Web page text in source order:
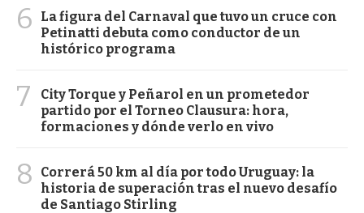
6
La figura del Carnaval que tuvo un cruce con
Petinatti debuta como conductor de un
histórico programa
7
City Torque y Peñarol en un prometedor
partido por el Torneo Clausura: hora,
formaciones y dónde verlo en vivo
8
Correrá 50 km al día por todo Uruguay: la
historia de superación tras el nuevo desafío
de Santiago Stirling